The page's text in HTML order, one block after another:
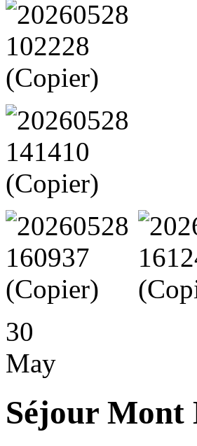
30
May
Séjour Mont